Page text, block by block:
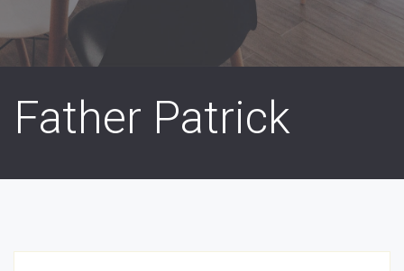
Father Patrick